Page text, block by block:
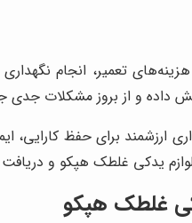
تعمیر، انجام
داده و از بروز مشکلات جدی
ارزشمند برای حفظ
لوازم یدکی غلطک هپکو و
غلطک هپکو